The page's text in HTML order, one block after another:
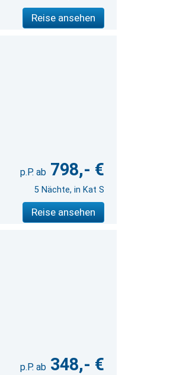
Reise ansehen
798,- €
5 Nächte, in Kat S
Reise ansehen
348,- €